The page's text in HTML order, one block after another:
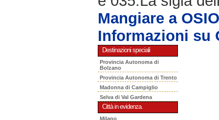
Mangiare a
Informazioni su
Destinazioni speciali
Provincia Autonoma di
Bolzano
Provincia Autonoma di Trento
Madonna di Campiglio
Selva di Val Gardena
Città in evidenza.
Milano